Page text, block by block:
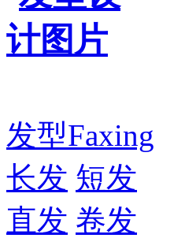
发型Faxing
长发 短发
直发 卷发